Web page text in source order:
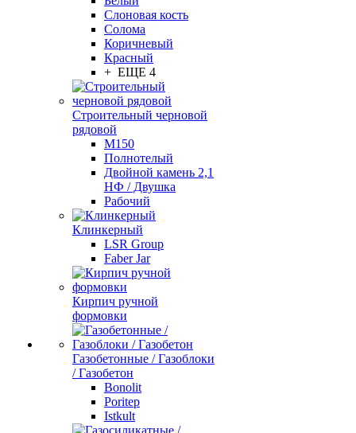
Слоновая кость
Солома
Коричневый
Красный
+ ЕЩЕ 4
Строительный черновой
рядовой
М150
Полнотелый
Двойной камень 2,1
НФ / Двушка
Рабочий
Клинкерный
LSR Group
Faber Jar
Кирпич ручной
формовки
Газобетонные / Газоблоки
/ Газобетон
Bonolit
Poritep
Istkult